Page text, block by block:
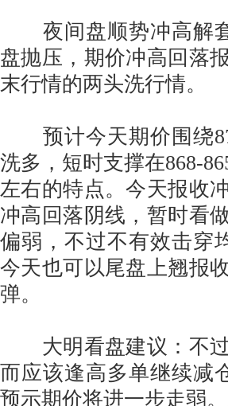
夜间盘顺势冲高解套
盘抛压，期价冲高回落
末行情的两头洗行情。
预计今天期价围绕
洗多，短时支撑在868-
左右的特点。今天报收
冲高回落阴线，暂时看
偏弱，不过不有效击穿
今天也可以尾盘上翘报
弹。
大明看盘建议：不过
而应该逢高多单继续减
预示期价将进一步走弱